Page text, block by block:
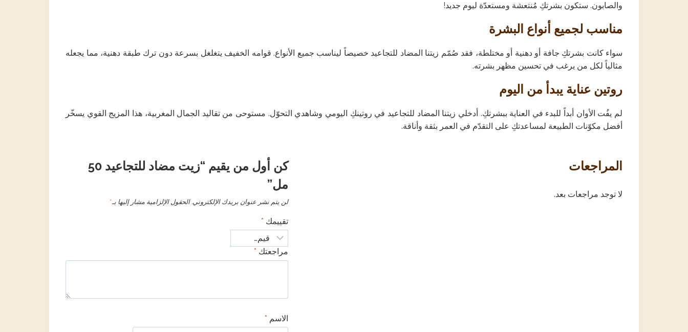
والصابون. ستكون بشرتكِ مُنتعشة ومستعدّة ليوم جديد!
مناسب لجميع أنواع البشرة
سواء كانت بشرتكِ جافة أو دهنية أو مختلطة، فقد صُمّم زيتنا المضاد للتجاعيد خصيصاً ليناسب جميع الأنواع. قوامه الخفيف يتغلغل بسرعة دون ترك طبقة دهنية، مما يجعله
مثالياً لكل من يرغب في تحسين مظهر بشرته.
روتين عناية يبدأ من اليوم
لم يفُت الأوان أبداً للبدء في العناية ببشرتكِ. أدخلي زيتنا المضاد للتجاعيد في روتينكِ اليومي وشاهدي التحوّل. مستوحى من تقاليد الجمال المغربية، هذا المزيج القوي يسخّر
أفضل مكوّنات الطبيعة لمساعدتكِ على التقدّم في العمر بثقة وأناقة.
المراجعات
لا توجد مراجعات بعد.
كن أول من يقيم “زيت مضاد للتجاعيد 50
مل”
لن يتم نشر عنوان بريدك الإلكتروني. الحقول الإلزامية مشار إليها بـ*
تقييمك *
مراجعتك *
الاسم *